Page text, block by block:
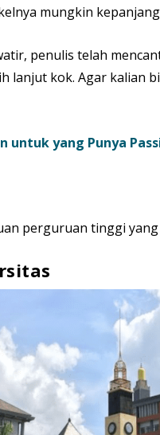
mungkin
penulis telah
lanjut kok. Agar kalian
untuk yang Punya
perguruan tinggi